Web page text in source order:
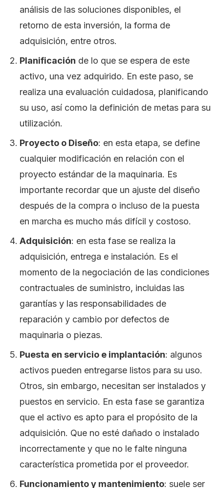
análisis de las soluciones disponibles, el
retorno de esta inversión, la forma de
adquisición, entre otros.
Planificación de lo que se espera de este
activo, una vez adquirido. En este paso, se
realiza una evaluación cuidadosa, planificando
su uso, así como la definición de metas para su
utilización.
Proyecto o Diseño: en esta etapa, se define
cualquier modificación en relación con el
proyecto estándar de la maquinaria. Es
importante recordar que un ajuste del diseño
después de la compra o incluso de la puesta
en marcha es mucho más difícil y costoso.
Adquisición: en esta fase se realiza la
adquisición, entrega e instalación. Es el
momento de la negociación de las condiciones
contractuales de suministro, incluidas las
garantías y las responsabilidades de
reparación y cambio por defectos de
maquinaria o piezas.
Puesta en servicio e implantación: algunos
activos pueden entregarse listos para su uso.
Otros, sin embargo, necesitan ser instalados y
puestos en servicio. En esta fase se garantiza
que el activo es apto para el propósito de la
adquisición. Que no esté dañado o instalado
incorrectamente y que no le falte ninguna
característica prometida por el proveedor.
Funcionamiento y mantenimiento: suele ser